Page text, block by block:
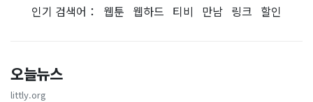
인기 검색어： 웹툰 웹하드 티비 만남 링크 할인
오늘뉴스
littly.org